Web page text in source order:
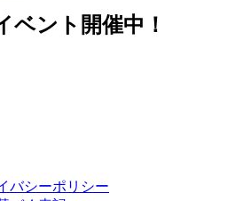
ベント開催中！
バシーポリシー